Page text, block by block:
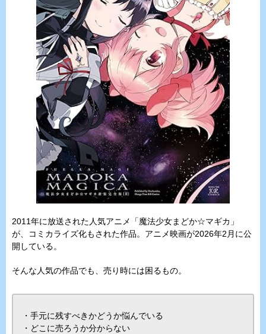
2011年に放送された人気アニメ「魔法少女まどか☆マギカ」
が、コミカライズ化もされた作品。アニメ映画が2026年2月に公
開している。
そんな人気の作品でも、売り時には困るもの。
・手元に残すべきかどうか悩んでいる
・どこに売ろうか分からない